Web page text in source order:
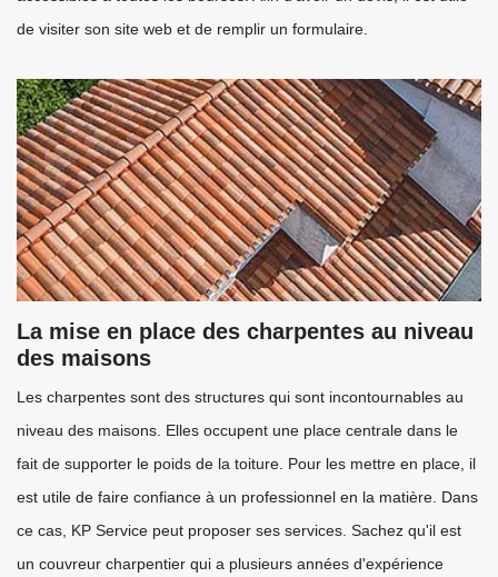
de visiter son site web et de remplir un formulaire.
La mise en place des charpentes au niveau
des maisons
Les charpentes sont des structures qui sont incontournables au
niveau des maisons. Elles occupent une place centrale dans le
fait de supporter le poids de la toiture. Pour les mettre en place, il
est utile de faire confiance à un professionnel en la matière. Dans
ce cas, KP Service peut proposer ses services. Sachez qu'il est
un couvreur charpentier qui a plusieurs années d'expérience